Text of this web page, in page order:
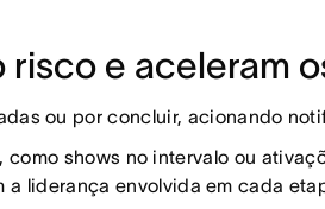
e aceleram
ou por concluir, acionando
shows no intervalo ou
liderança envolvida em cada